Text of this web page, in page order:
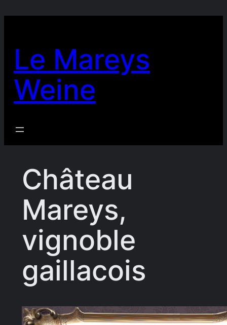
Le Mareys
Weine
Château
Mareys,
vignoble
gaillacois